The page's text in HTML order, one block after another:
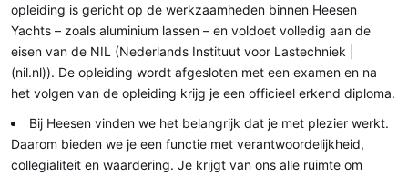
opleiding is gericht op de werkzaamheden binnen Heesen
Yachts – zoals aluminium lassen – en voldoet volledig aan de
eisen van de NIL (Nederlands Instituut voor Lastechniek |
(nil.nl)). De opleiding wordt afgesloten met een examen en na
het volgen van de opleiding krijg je een officieel erkend diploma.
Bij Heesen vinden we het belangrijk dat je met plezier werkt.
Daarom bieden we je een functie met verantwoordelijkheid,
collegialiteit en waardering. Je krijgt van ons alle ruimte om